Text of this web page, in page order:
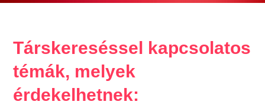
Társkereséssel kapcsolatos
témák, melyek
érdekelhetnek: